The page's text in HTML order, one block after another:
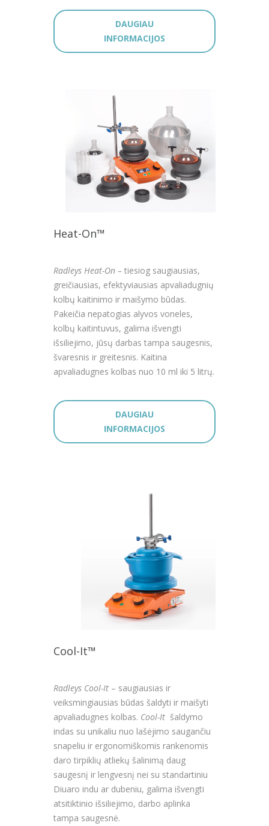
DAUGIAU
INFORMACIJOS
Heat-On™
Radleys Heat-On – tiesiog saugiausias,
greičiausias, efektyviausias apvaliadugnių
kolbų kaitinimo ir maišymo būdas.
Pakeičia nepatogias alyvos voneles,
kolbų kaitintuvus, galima išvengti
išsiliejimo, jūsų darbas tampa saugesnis,
švaresnis ir greitesnis. Kaitina
apvaliadugnes kolbas nuo 10 ml iki 5 litrų.
DAUGIAU
INFORMACIJOS
Cool-It™
Radleys Cool-It – saugiausias ir
veiksmingiausias būdas šaldyti ir maišyti
apvaliadugnes kolbas. Cool-It šaldymo
indas su unikaliu nuo lašėjimo saugančiu
snapeliu ir ergonomiškomis rankenomis
daro tirpiklių atliekų šalinimą daug
saugesnį ir lengvesnį nei su standartiniu
Diuaro indu ar dubeniu, galima išvengti
atsitiktinio išsiliejimo, darbo aplinka
tampa saugesnė.